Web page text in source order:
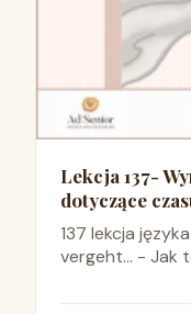
Lekcja 137-
dotyczące
137 lekcja
vergeht… - Jak